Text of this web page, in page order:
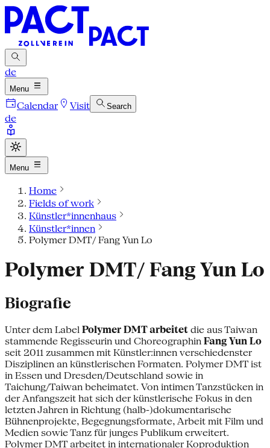
de
Menu
Calendar Visit Search
de
Menu
Home
Fields of work
Künstler*innenhaus
Künstler*innen
Polymer DMT/ Fang Yun Lo
Polymer DMT/ Fang Yun Lo
Biografie
Unter dem Label Polymer DMT arbeitet die aus Taiwan
stammende Regisseurin und Choreographin Fang Yun Lo
seit 2011 zusammen mit Künstler:innen verschiedenster
Disziplinen an künstlerischen Formaten. Polymer DMT ist
in Essen und Dresden/Deutschland sowie in
Taichung/Taiwan beheimatet. Von intimen Tanzstücken in
der Anfangszeit hat sich der künstlerische Fokus in den
letzten Jahren in Richtung (halb-)dokumentarische
Bühnenprojekte, Begegnungsformate, Arbeit mit Film und
Medien sowie Tanz für junges Publikum erweitert.
Polymer DMT arbeitet in internationaler Koproduktion